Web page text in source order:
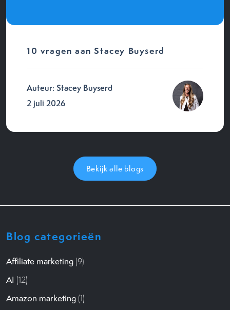
10 vragen aan Stacey Buyserd
Auteur: Stacey Buyserd
2 juli 2026
Bekijk alle blogs
Blog categorieën
Affiliate marketing (9)
AI (12)
Amazon marketing (1)